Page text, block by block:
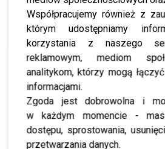
Współpracujemy również z
którym udostępniamy
korzystania z naszego
reklamowym, mediom
analitykom, którzy mogą
informacjami.
Zgoda jest dobrowolna i
w każdym momencie -
dostępu, sprostowania,
przetwarzania danych.
nie zostało
jednak pan,
uratował honor
mężczyzn
Stambule
Dziewczyny zdradziły, że nie
specjalnie do programu, bo po